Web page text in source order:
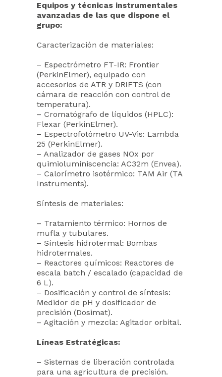
Equipos y técnicas instrumentales
avanzadas de las que dispone el
grupo:
Caracterización de materiales:
– Espectrómetro FT-IR: Frontier
(PerkinElmer), equipado con
accesorios de ATR y DRIFTS (con
cámara de reacción con control de
temperatura).
– Cromatógrafo de líquidos (HPLC):
Flexar (PerkinElmer).
– Espectrofotómetro UV-Vis: Lambda
25 (PerkinElmer).
– Analizador de gases NOx por
quimioluminiscencia: AC32m (Envea).
– Calorímetro isotérmico: TAM Air (TA
Instruments).
Síntesis de materiales:
– Tratamiento térmico: Hornos de
mufla y tubulares.
– Síntesis hidrotermal: Bombas
hidrotermales.
– Reactores químicos: Reactores de
escala batch / escalado (capacidad de
6 L).
– Dosificación y control de síntesis:
Medidor de pH y dosificador de
precisión (Dosimat).
– Agitación y mezcla: Agitador orbital.
Líneas Estratégicas:
– Sistemas de liberación controlada
para una agricultura de precisión.